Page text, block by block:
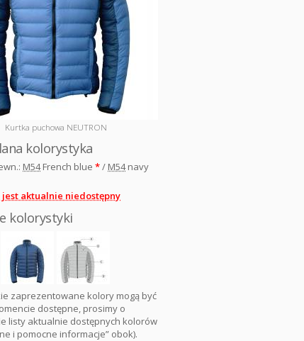
Kurtka puchowa NEUTRON
kolorystyka
M54French blue */ M54navy
aktualnie niedostępny
kolorystyki
zaprezentowane kolory mogą być
dostępne, prosimy o
listy aktualnie dostępnych kolorów
i pomocne informacje” obok).